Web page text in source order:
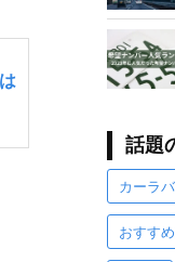
話題
カーラ
おすす